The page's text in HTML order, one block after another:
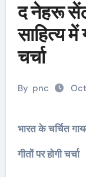
द नेहरू
साहित्य
चर्चा
By pnc
भारत के चर्चित
गीतों पर होगी चर्चा